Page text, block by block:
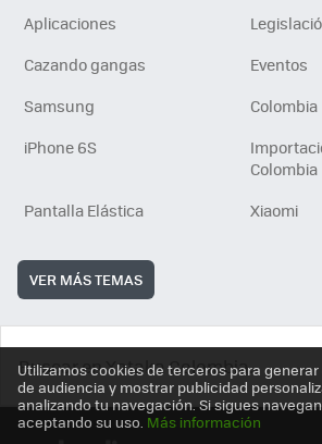
Aplicaciones
Cazando gangas
Eventos
Samsung
Colombia
iPhone 6S
Colombia
Pantalla Elástica
Xiaomi
VER MÁS TEMAS
Utilizamos cookies de terceros para
de audiencia y mostrar publicidad
analizando tu navegación. Si sigues
aceptando su uso. Más información